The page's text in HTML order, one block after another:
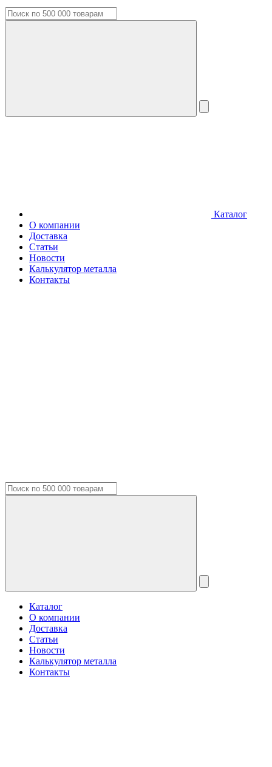
Каталог
О компании
Доставка
Статьи
Новости
Калькулятор металла
Контакты
Каталог
О компании
Доставка
Статьи
Новости
Калькулятор металла
Контакты